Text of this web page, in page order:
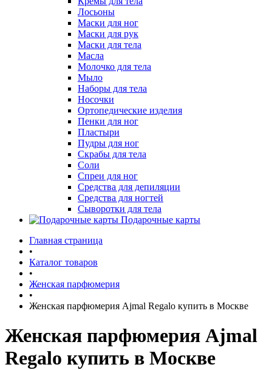
Лосьоны
Маски для ног
Маски для рук
Маски для тела
Масла
Молочко для тела
Мыло
Наборы для тела
Носочки
Ортопедические изделия
Пенки для ног
Пластыри
Пудры для ног
Скрабы для тела
Соли
Спреи для ног
Средства для депиляции
Средства для ногтей
Сыворотки для тела
Подарочные карты
Главная страница
•
Каталог товаров
•
Женская парфюмерия
•
Женская парфюмерия Ajmal Regalo купить в Москве
Женская парфюмерия Ajmal
Regalo купить в Москве